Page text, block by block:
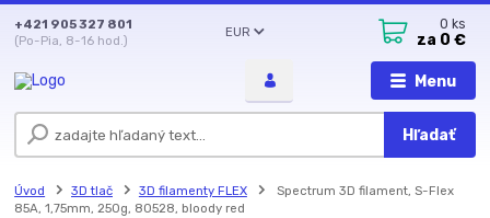
Menu
EUR
Hľadať
+421 905 327 801
(Po-Pia, 8-16 hod.)
0 ks
za 0 €
Úvod 3D tlač 3D filamenty FLEX
Spectrum 3D filament, S-Flex
85A, 1,75mm, 250g, 80528, bloody red